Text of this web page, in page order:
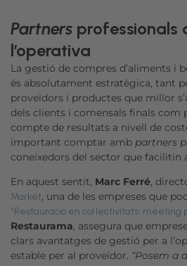
Partners professionals
l’operativa
La gestió de compres d’aliments i
és absolutament estratègica, tant
proveïdors i productes que millor
dels clients i comensals finals com
compte de resultats a nivell de
important comptar amb partners
coneixedors del sector que facilitin
En aquest sentit, Marc Ferré,
Market, una de les empreses que
“Restauració en col·lectivitats: meeting
Restaurama, assegura que
clars avantatges de gestió per a
estable per al proveïdor. “Posem a